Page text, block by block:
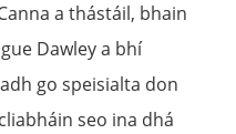
a thástáil, bhain
Dawley a bhí
go speisialta don
seo ina dhá